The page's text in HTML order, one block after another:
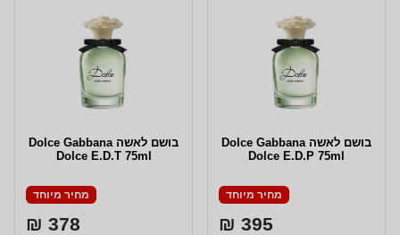
בושם לאשה Dolce Gabbana
Dolce E.D.P 75ml
מחיר מיוחד
395 ₪
בושם לאשה Dolce Gabbana
Dolce E.D.T 75ml
מחיר מיוחד
378 ₪